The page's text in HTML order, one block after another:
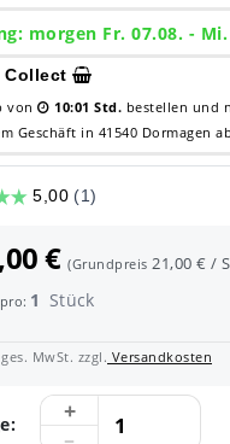
morgen Fr. 07.08. -
Collect
von 10:01 Std. bestellen und
Geschäft in 41540 Dormagen
€(Grundpreis21,00 € /
1 Stück
MwSt. zzgl. Versandkosten